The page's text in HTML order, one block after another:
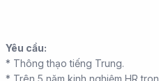
Yêu cầu:
* Thông thạo tiếng Trung.
* Trên 5 năm kinh nghiệm HR